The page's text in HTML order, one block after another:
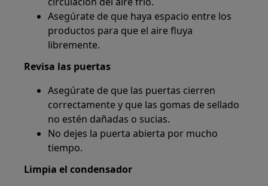
Asegúrate de que haya espacio entre los
productos para que el aire fluya
libremente.
Revisa las puertas
Asegúrate de que las puertas cierren
correctamente y que las gomas de sellado
no estén dañadas o sucias.
No dejes la puerta abierta por mucho
tiempo.
Limpia el condensador